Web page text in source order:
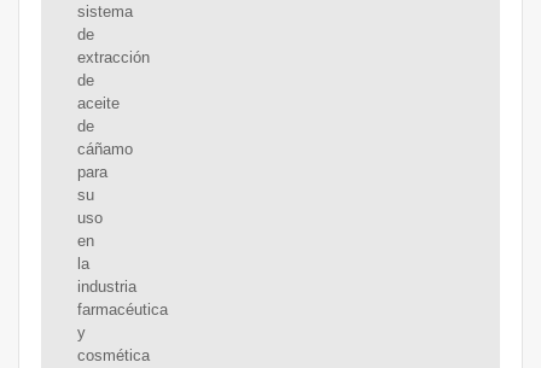
sistema
de
extracción
de
aceite
de
cáñamo
para
su
uso
en
la
industria
farmacéutica
y
cosmética